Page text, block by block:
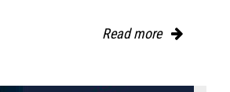
Read more